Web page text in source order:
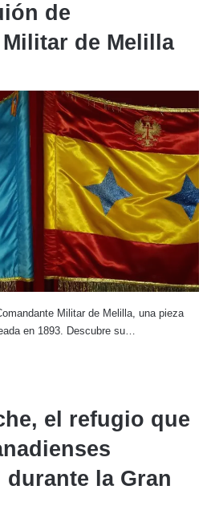
de
de Melilla
Militar de Melilla, una pieza
en 1893. Descubre su…
el refugio que
durante la Gran